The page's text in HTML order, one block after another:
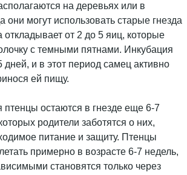
на деревьях или в
они могут использовать старые гнезда
откладывает от 2 до 5 яиц, которые
с темными пятнами. Инкубация
дней, и в этот период самец активно
ей пищу.
остаются в гнезде еще 6-7
родители заботятся о них,
питание и защиту. Птенцы
примерно в возрасте 6-7 недель,
становятся только через